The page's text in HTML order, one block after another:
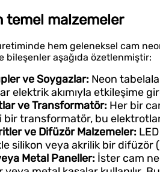
temel malzemeler
hem geleneksel cam
bileşenler aşağıda özetlenmiştir:
ve Soygazlar: Neon
elektrik akımıyla etkileşime
ve Transformatör: Her bir
bir transformatör, bu
ve Difüzör Malzemeler:
silikon veya akrilik bir difüzör
Metal Paneller: İster cam